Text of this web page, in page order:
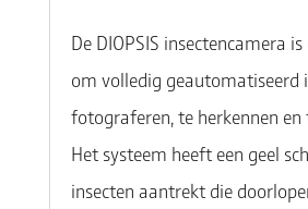
De DIOPSIS insectencamera
om volledig geautomatiseerd
fotograferen, te herkennen
Het systeem heeft een geel
insecten aantrekt die